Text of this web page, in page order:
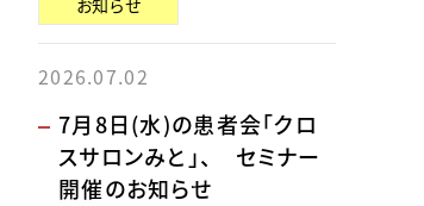
お知らせ
2026.07.02
7月8日(水)の患者会「クロ
スサロンみと」、 セミナー
開催のお知らせ